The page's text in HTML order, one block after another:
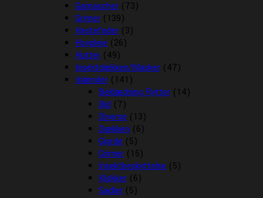
Gamascher (73)
Grimer (139)
Hestefoder (3)
Hovpleje (26)
Hutter (49)
Insektdækken/Masker (47)
Islænder (141)
Beklædning Rytter (14)
Bid (7)
Diverse (13)
Dækken (6)
Gjorde (5)
Grimer (15)
Insektbeskyttelse (5)
Klokker (6)
Sadler (5)